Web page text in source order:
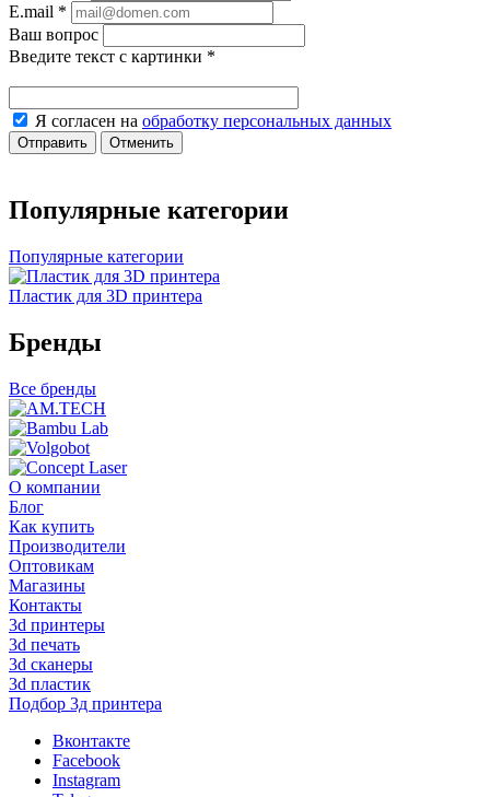
E.mail *
Ваш вопрос
Введите текст с картинки *
Я согласен на обработку персональных данных
Отправить Отменить
Популярные категории
Популярные категории
Пластик для 3D принтера
Бренды
Все бренды
О компании
Блог
Как купить
Производители
Оптовикам
Магазины
Контакты
3d принтеры
3d печать
3d сканеры
3d пластик
Подбор 3д принтера
Вконтакте
Facebook
Instagram